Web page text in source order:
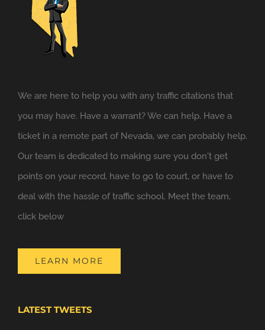
We are here to help you with any traffic citations that
you may have. Have a warrant? We can help. Have a
ticket in a remote part of Nevada, we can probably help.
Our team is dedicated to making sure you don't get
points on your record, have to go to court, or have to
deal with the hassle of traffic school. Meet the team,
click below
LEARN MORE
LATEST TWEETS